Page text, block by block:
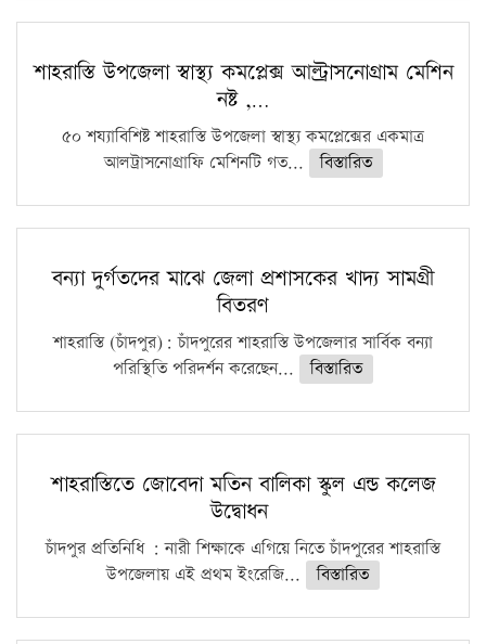
শাহরাস্তি উপজেলা স্বাস্থ্য কমপ্লেক্স আল্ট্রাসনোগ্রাম মেশিন
নষ্ট ,…
৫০ শয্যাবিশিষ্ট শাহরাস্তি উপজেলা স্বাস্থ্য কমপ্লেক্সের একমাত্র
আলট্রাসনোগ্রাফি মেশিনটি গত...
বিস্তারিত
বন্যা দুর্গতদের মাঝে জেলা প্রশাসকের খাদ্য সামগ্রী
বিতরণ
শাহরাস্তি (চাঁদপুর): চাঁদপুরের শাহরাস্তি উপজেলার সার্বিক বন্যা
পরিস্থিতি পরিদর্শন করেছেন...
বিস্তারিত
শাহরাস্তিতে জোবেদা মতিন বালিকা স্কুল এন্ড কলেজ
উদ্বোধন
চাঁদপুর প্রতিনিধি : নারী শিক্ষাকে এগিয়ে নিতে চাঁদপুরের শাহরাস্তি
উপজেলায় এই প্রথম ইংরেজি...
বিস্তারিত